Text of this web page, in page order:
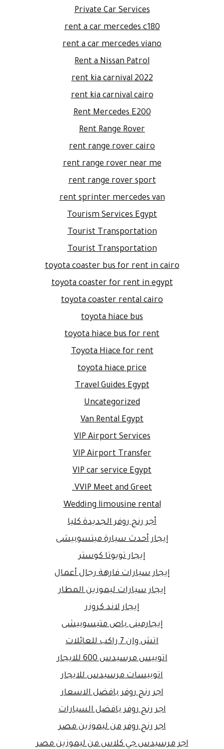
Private Car Services
rent a car mercedes c180
rent a car mercedes viano
Rent a Nissan Patrol
rent kia carnival 2022
rent kia carnival cairo
Rent Mercedes E200
Rent Range Rover
rent range rover cairo
rent range rover near me
rent range rover sport
rent sprinter mercedes van
Tourism Services Egypt
Tourist Transportation
Tourist Transportation
toyota coaster bus for rent in cairo
toyota coaster for rent in egypt
toyota coaster rental cairo
toyota hiace bus
toyota hiace bus for rent
Toyota Hiace for rent
toyota hiace price
Travel Guides Egypt
Uncategorized
Van Rental Egypt
VIP Airport Services
VIP Airport Transfer
VIP car service Egypt
VVIP Meet and Greet.
Wedding limousine rental
أجر رنج روفر الجديدة كليا
إيجار أحدث سيارة ميتسوبيشى
إيجار تويوتا كوستر
إيجار سيارات فارهة رجال أعمال
إيجار سيارات ليموزين المطار
إيجار لاند كروزر
إيجارمينى باص متيسوبيشى
اتش وان 7 راكب للعائلات
اتوبيس مرسيدس 600 للايجار
اتوبيسات مرسيدس للايجار
اجر رنج روفر بافضل الاسعار
اجر رنج روفر بافضل السيارات
اجر رنج روفر من ليموزين مصر
اجر مرسيدس جي كلاس من ليموزين مصر